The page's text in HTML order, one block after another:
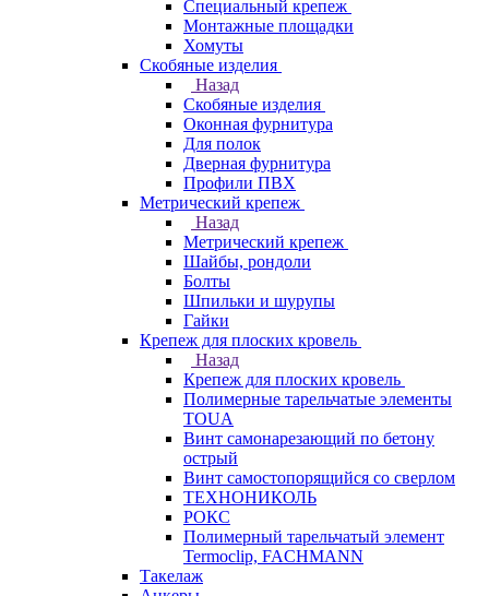
Специальный крепеж
Монтажные площадки
Хомуты
Скобяные изделия
Назад
Скобяные изделия
Оконная фурнитура
Для полок
Дверная фурнитура
Профили ПВХ
Метрический крепеж
Назад
Метрический крепеж
Шайбы, рондоли
Болты
Шпильки и шурупы
Гайки
Крепеж для плоских кровель
Назад
Крепеж для плоских кровель
Полимерные тарельчатые элементы
TOUA
Винт самонарезающий по бетону
острый
Винт самостопорящийся со сверлом
ТЕХНОНИКОЛЬ
РОКС
Полимерный тарельчатый элемент
Termoclip, FACHMANN
Такелаж